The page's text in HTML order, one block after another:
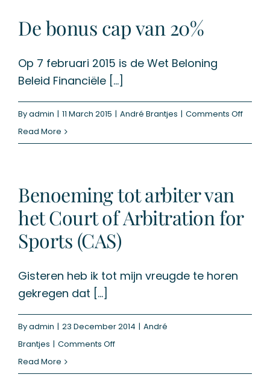
De bonus cap van 20%
Op 7 februari 2015 is de Wet Beloning
Beleid Financiële [...]
Byadmin | 11 March 2015 | André Brantjes | Comments Offon
Read More
Benoeming tot arbiter van
het Court of Arbitration for
Sports (CAS)
Gisteren heb ik tot mijn vreugde te horen
gekregen dat [...]
Byadmin | 23 December 2014 | André
Brantjes | Comments Offon
Read More